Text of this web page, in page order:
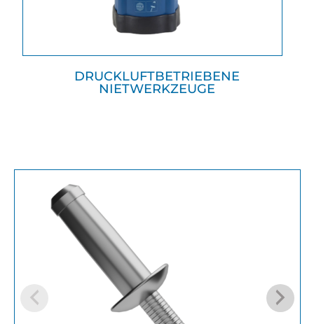
DRUCKLUFTBETRIEBENE
NIETWERKZEUGE